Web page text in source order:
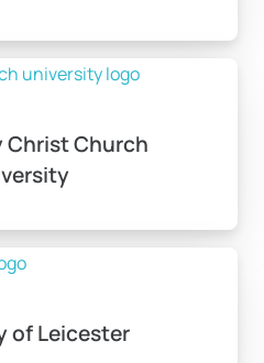
Church
of Leicester